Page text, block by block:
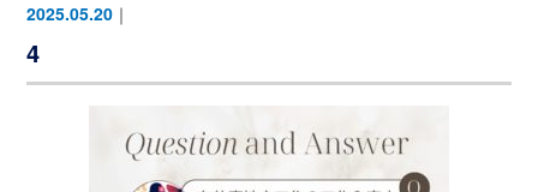
2025.05.20 ｜
4